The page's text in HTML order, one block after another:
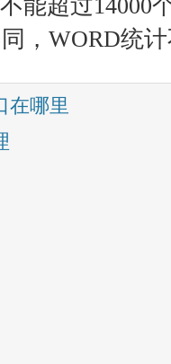
能超过14000
，WORD统
在哪里